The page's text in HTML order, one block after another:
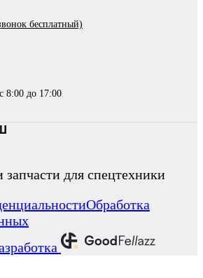
бесплатный)
8:00 до 17:00
для спецтехники
Обработка